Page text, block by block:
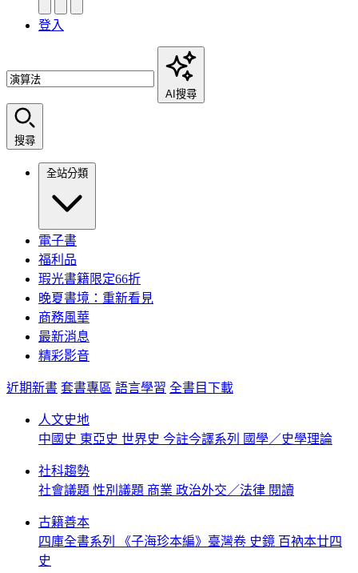
登入
AI搜尋
搜尋
全站分類
電子書
福利品
瑕光書籍限定66折
晚夏書境：重新看見
商務風華
最新消息
精彩影音
近期新書 套書專區 語言學習 全書目下載
人文史地
中國史 東亞史 世界史 今註今譯系列 國學／史學理論
社科趨勢
社會議題 性別議題 商業 政治外交／法律 閱讀
古籍善本
四庫全書系列
《子海珍本編》臺灣卷 史鏡 百衲本廿四
史